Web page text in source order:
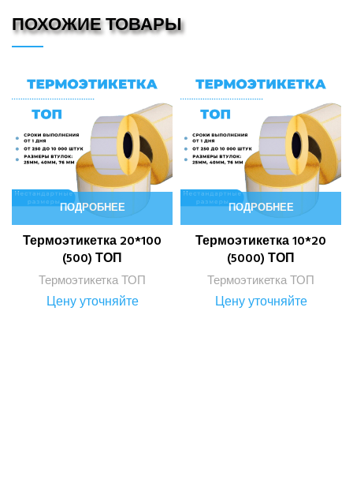
ПОХОЖИЕ ТОВАРЫ
ПОДРОБНЕЕ
Термоэтикетка 20*100
(500) ТОП
Термоэтикетка ТОП
Цену уточняйте
ПОДРОБНЕЕ
Термоэтикетка 10*20
(5000) ТОП
Термоэтикетка ТОП
Цену уточняйте